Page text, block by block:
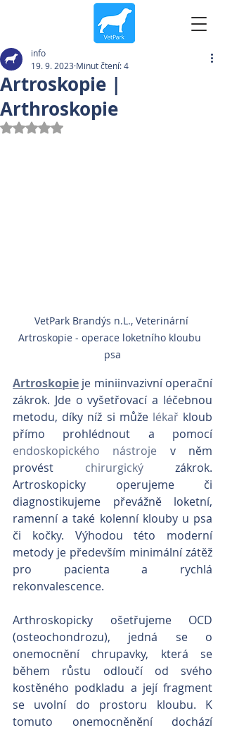
Artroskopie |
Arthroskopie
info
19. 9. 2023 Minut čtení: 4
Hodnoceno NaN z 5 hvězdiček.
VetPark Brandýs n.L., Veterinární
Artroskopie - operace loketního kloubu
psa
Artroskopie je miniinvazivní operační
zákrok. Jde o vyšetřovací a léčebnou
metodu, díky níž si může lékař kloub
přímo prohlédnout a pomocí
endoskopického nástroje v něm
provést chirurgický zákrok.
Artroskopicky operujeme či
diagnostikujeme převážně loketní,
ramenní a také kolenní klouby u psa
či kočky. Výhodou této moderní
metody je především minimální zátěž
pro pacienta a rychlá
rekonvalescence.
Arthroskopicky ošetřujeme OCD
(osteochondrozu), jedná se o
onemocnění chrupavky, která se
během růstu odloučí od svého
kostěného podkladu a její fragment
se uvolní do prostoru kloubu. K
tomuto onemocněnění dochází